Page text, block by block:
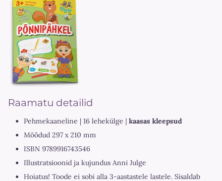
Raamatu detailid
Pehmekaaneline | 16 lehekülge | kaasas kleepsud
Mõõdud 297 x 210 mm
ISBN 9789916743546
Illustratsioonid ja kujundus Anni Julge
Hoiatus! Toode ei sobi alla 3-aastastele lastele. Sisaldab